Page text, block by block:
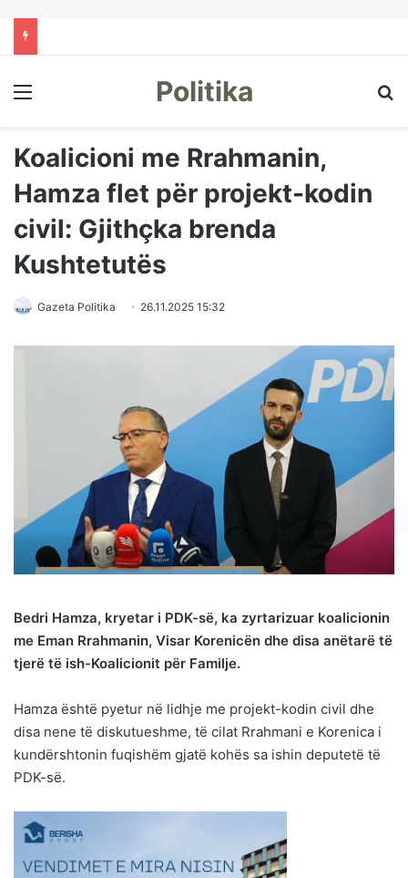
Menu Politika
Koalicioni me Rrahmanin,
Hamza flet për projekt-kodin
civil: Gjithçka brenda
Kushtetutës
Gazeta Politika 26.11.2025 15:32
Bedri Hamza, kryetar i PDK-së, ka zyrtarizuar koalicionin
me Eman Rrahmanin, Visar Korenicën dhe disa anëtarë të
tjerë të ish-Koalicionit për Familje.
Hamza është pyetur në lidhje me projekt-kodin civil dhe
disa nene të diskutueshme, të cilat Rrahmani e Korenica i
kundërshtonin fuqishëm gjatë kohës sa ishin deputetë të
PDK-së.